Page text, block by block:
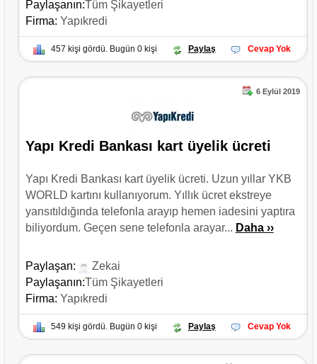
Paylaşanın:Tüm Şikayetleri
Firma: Yapıkredi
457 kişi gördü. Bugün 0 kişi Paylaş Cevap Yok
6 Eylül 2019
Yapı Kredi Bankası kart üyelik ücreti
Yapı Kredi Bankası kart üyelik ücreti. Uzun yıllar YKB
WORLD kartını kullanıyorum. Yıllık ücret ekstreye
yansıtıldığında telefonla arayıp hemen iadesini yaptıra
biliyordum. Geçen sene telefonla arayar... Daha ››
Paylaşan:
Zekai
Paylaşanın:Tüm Şikayetleri
Firma: Yapıkredi
549 kişi gördü. Bugün 0 kişi Paylaş Cevap Yok